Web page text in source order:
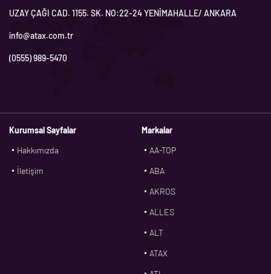
UZAY ÇAĞI CAD. 1155. SK. NO:22-24 YENİMAHALLE/ ANKARA
info@atax.com.tr
(0555) 989-5470
Kurumsal Sayfalar
Hakkımızda
İletişim
Markalar
AA-TOP
ABA
AKROS
ALLES
ALT
ATAX